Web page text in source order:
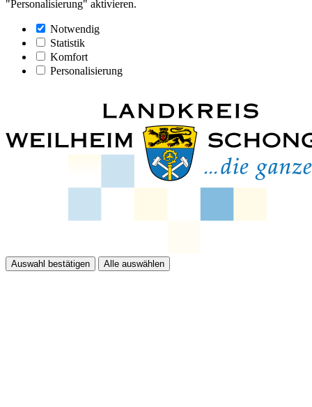
"Personalisierung" aktivieren.
Notwendig
Statistik
Komfort
Personalisierung
Auswahl bestätigen Alle auswählen